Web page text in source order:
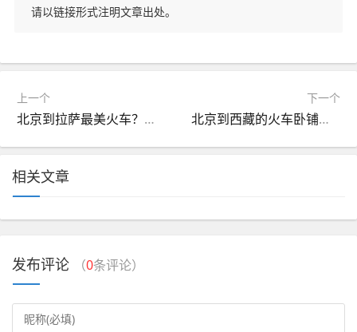
请以链接形式注明文章出处。
上一个
北京到拉萨最美火车？北京到拉萨最美火车路线需要多长时间到达
下一个
北京到西藏的火车卧铺票多少钱？北京到西藏火车车次
相关文章
发布评论 （0条评论）